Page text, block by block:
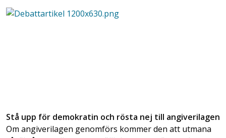
Stå upp för demokratin och rösta nej till angiverilagen
Om angiverilagen genomförs kommer den att utmana